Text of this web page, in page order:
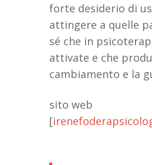
forte desiderio di
attingere a quelle
sé che in
attivate e che
cambiamento e la
sito web
[